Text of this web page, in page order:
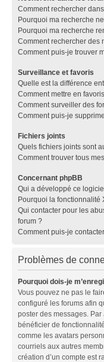
Comment rechercher
Pourquoi ma recherche
Pourquoi ma recherche
Comment rechercher des
Comment puis-je trouver
Surveillance et favoris
Quelle est la différence
Comment mettre en
Comment surveiller des
Comment puis-je
Fichiers joints
Quels fichiers joints sont
Comment trouver tous
Concernant phpBB
Qui a développé ce
Pourquoi la fonctionnalité
Qui contacter pour les
forum ?
Comment puis-je
Problèmes de
Pourquoi dois-je
Vous pouvez ne pas le
configuré les forums afin
poster des messages.
bénéficier de
comme les avatars
courriels aux autres
création d’un compte est